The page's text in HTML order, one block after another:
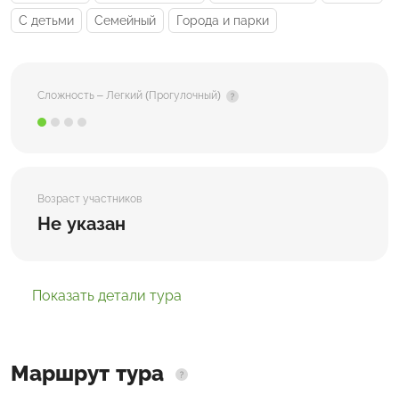
С детьми Семейный Города и парки
Сложность – Легкий (Прогулочный)
Возраст участников
Не указан
Показать детали тура
Маршрут тура